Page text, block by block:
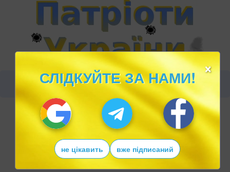
×
СЛІДКУЙТЕ ЗА НАМИ!
не цікавить вже підписаний